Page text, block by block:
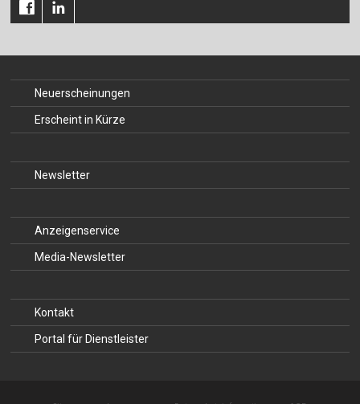
Neuerscheinungen
Erscheint in Kürze
Newsletter
Anzeigenservice
Media-Newsletter
Kontakt
Portal für Dienstleister